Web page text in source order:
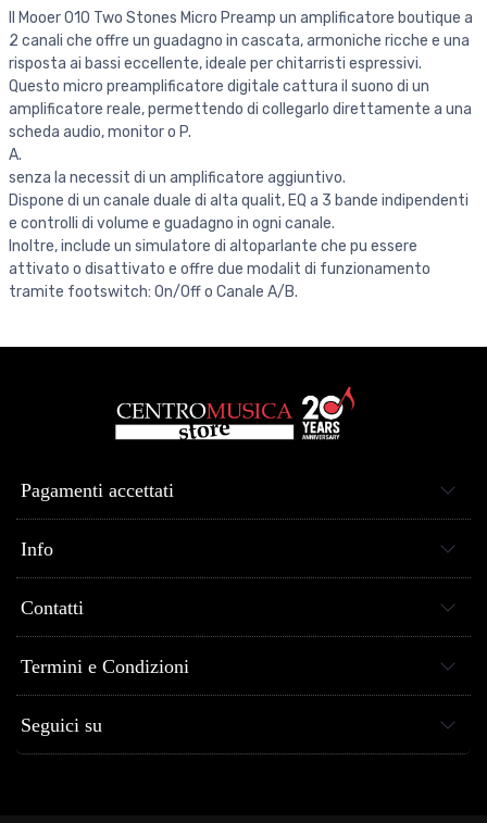
Il Mooer 010 Two Stones Micro Preamp un amplificatore boutique a
2 canali che offre un guadagno in cascata, armoniche ricche e una
risposta ai bassi eccellente, ideale per chitarristi espressivi.
Questo micro preamplificatore digitale cattura il suono di un
amplificatore reale, permettendo di collegarlo direttamente a una
scheda audio, monitor o P.
A.
senza la necessit di un amplificatore aggiuntivo.
Dispone di un canale duale di alta qualit, EQ a 3 bande indipendenti
e controlli di volume e guadagno in ogni canale.
Inoltre, include un simulatore di altoparlante che pu essere
attivato o disattivato e offre due modalit di funzionamento
tramite footswitch: On/Off o Canale A/B.
Pagamenti accettati
Info
Contatti
Termini e Condizioni
Seguici su